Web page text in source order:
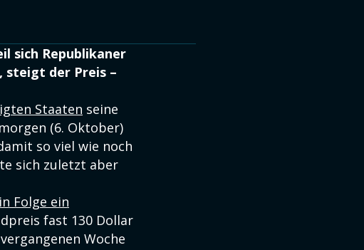
sich Republikaner
steigt der Preis –
Staaten seine
(6. Oktober)
so viel wie noch
sich zuletzt aber
Folge ein
fast 130 Dollar
Woche